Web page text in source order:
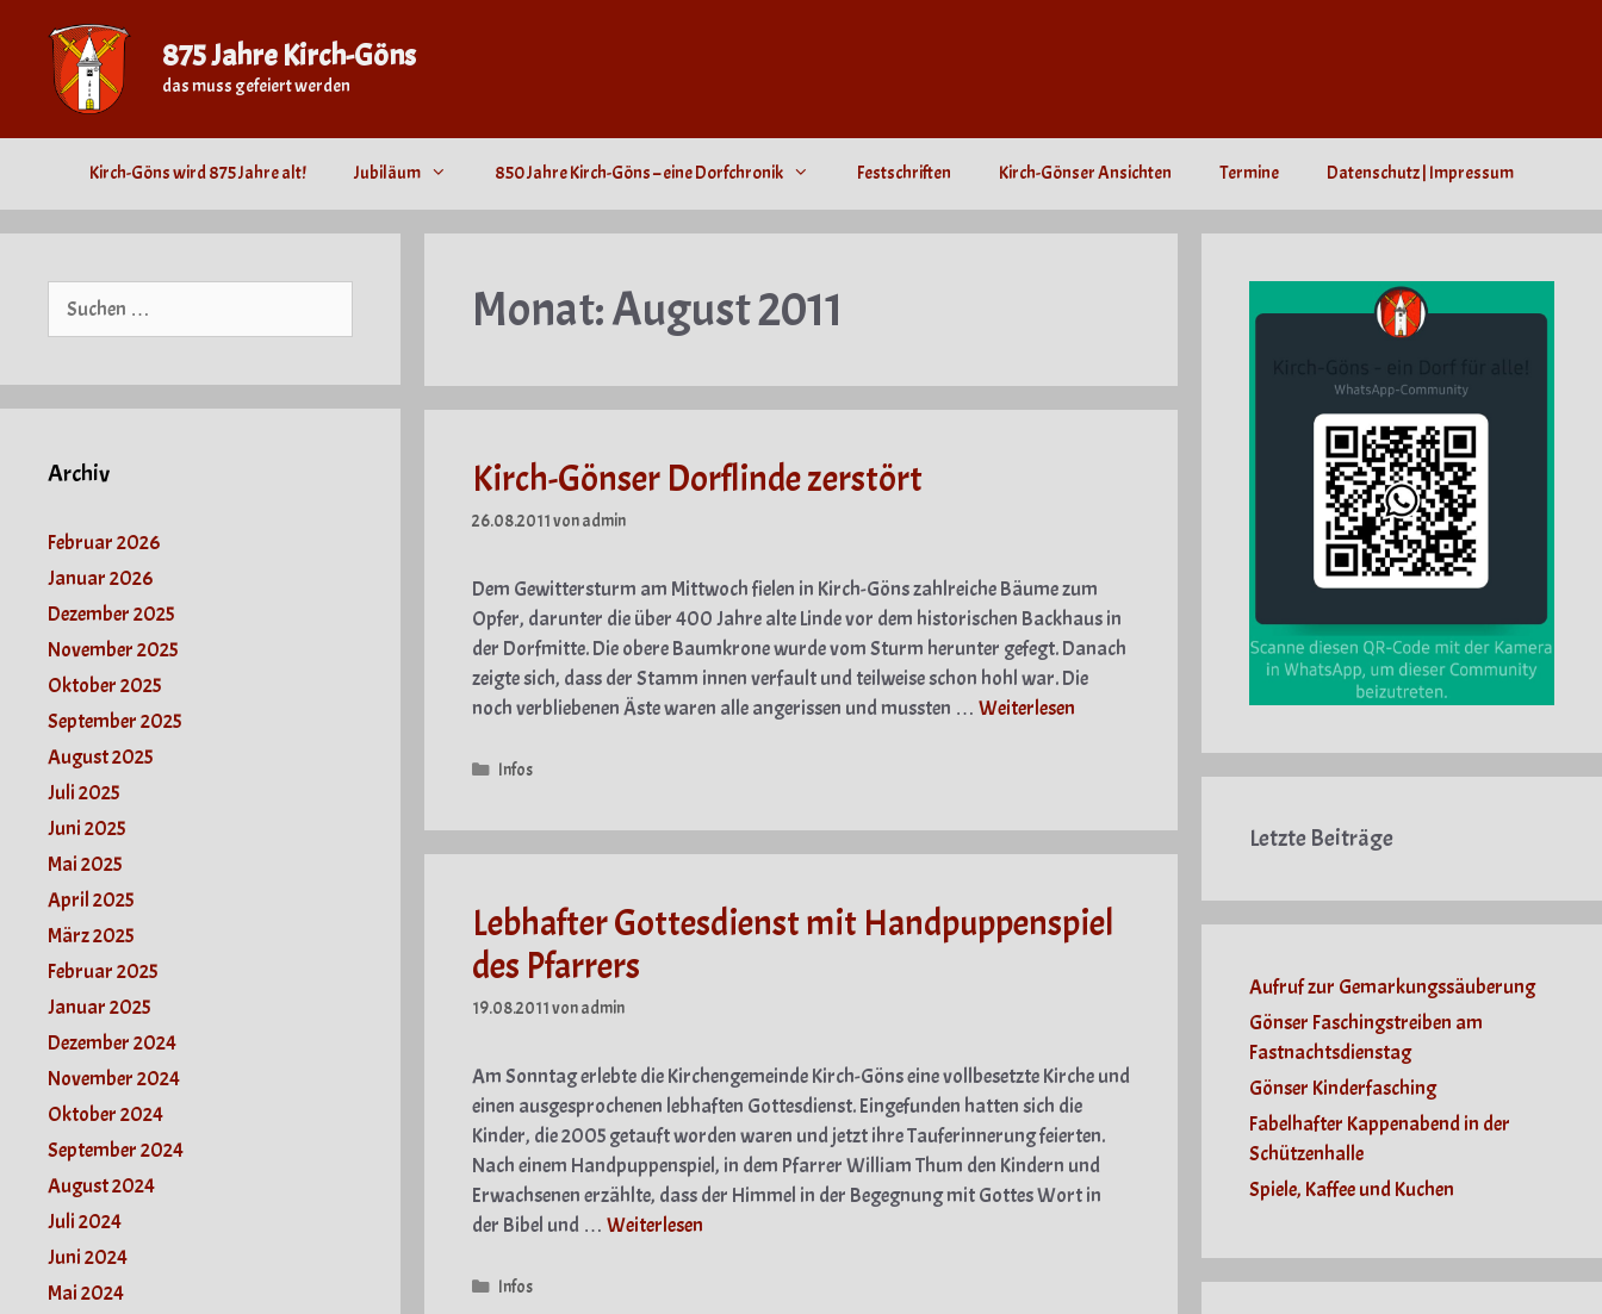
springen
875 Jahre Kirch-Göns
das muss gefeiert werden
Kirch-Göns wird 875 Jahre alt! Jubiläum 850 Jahre Kirch-Göns – eine Dorfchronik Festschriften Kirch-Gönser Ansichten Termine Datenschutz | Impressum
Monat:August 2011
Kirch-Gönser Dorflinde zerstört
26.08.2011vonadmin
Dem Gewittersturm am Mittwoch fielen in Kirch-Göns zahlreiche Bäume zum
Opfer, darunter die über 400 Jahre alte Linde vor dem historischen Backhaus in
der Dorfmitte. Die obere Baumkrone wurde vom Sturm herunter gefegt. Danach
zeigte sich, dass der Stamm innen verfault und teilweise schon hohl war. Die
noch verbliebenen Äste waren alle angerissen und mussten … Weiterlesen
Kategorien
Infos
Lebhafter Gottesdienst mit Handpuppenspiel
des Pfarrers
19.08.2011vonadmin
Am Sonntag erlebte die Kirchengemeinde Kirch-Göns eine vollbesetzte Kirche und
einen ausgesprochenen lebhaften Gottesdienst. Eingefunden hatten sich die
Kinder, die 2005 getauft worden waren und jetzt ihre Tauferinnerung feierten.
Nach einem Handpuppenspiel, in dem Pfarrer William Thum den Kindern und
Erwachsenen erzählte, dass der Himmel in der Begegnung mit Gottes Wort in
der Bibel und … Weiterlesen
Kategorien
Infos
Archiv
Februar 2026
Januar 2026
Dezember 2025
November 2025
Oktober 2025
September 2025
August 2025
Juli 2025
Juni 2025
Mai 2025
April 2025
März 2025
Februar 2025
Januar 2025
Dezember 2024
November 2024
Oktober 2024
September 2024
August 2024
Juli 2024
Juni 2024
Mai 2024
Letzte Beiträge
Aufruf zur Gemarkungssäuberung
Gönser Faschingstreiben am
Fastnachtsdienstag
Gönser Kinderfasching
Fabelhafter Kappenabend in der
Schützenhalle
Spiele, Kaffee und Kuchen